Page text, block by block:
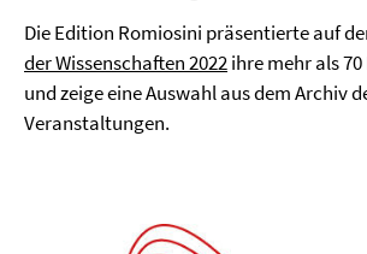
Die Edition Romiosini präsentierte auf
der Wissenschaften 2022ihre mehr als
und zeige eine Auswahl aus dem Archiv
Veranstaltungen.